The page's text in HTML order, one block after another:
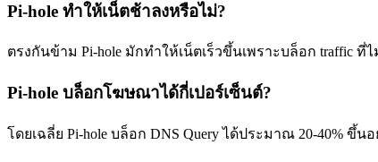
Pi-hole ทำให้เน็ตช้าลงหรือไม่?
ตรงกันข้าม Pi-hole มักทำให้เน็ตเร็วขึ้นเพราะบล็อก traffic ที่
Pi-hole บล็อกโฆษณาได้กี่เปอร์เซ็นต์?
โดยเฉลี่ย Pi-hole บล็อก DNS Query ได้ประมาณ 20-40%